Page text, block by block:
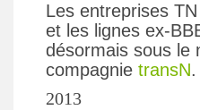
Les entreprises
et les lignes ex-
désormais sous le
compagnie transN.
2013